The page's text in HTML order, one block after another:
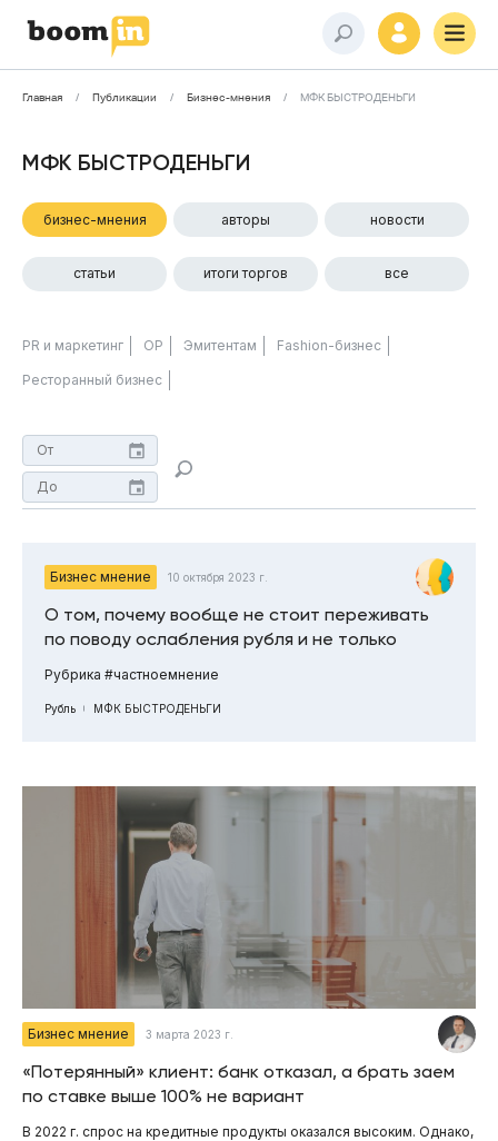
Главная Публикации Бизнес-мнения МФК БЫСТРОДЕНЬГИ
МФК БЫСТРОДЕНЬГИ
бизнес-мнения авторы новости
статьи итоги торгов все
PR и маркетинг ОР Эмитентам Fashion-бизнес
Ресторанный бизнес
Бизнес мнение 10 октября 2023 г.
О том, почему вообще не стоит переживать
по поводу ослабления рубля и не только
Рубрика #частноемнение
Рубль МФК БЫСТРОДЕНЬГИ
Бизнес мнение 3 марта 2023 г.
«Потерянный» клиент: банк отказал, а брать заем
по ставке выше 100% не вариант
В 2022 г. спрос на кредитные продукты оказался высоким. Однако,